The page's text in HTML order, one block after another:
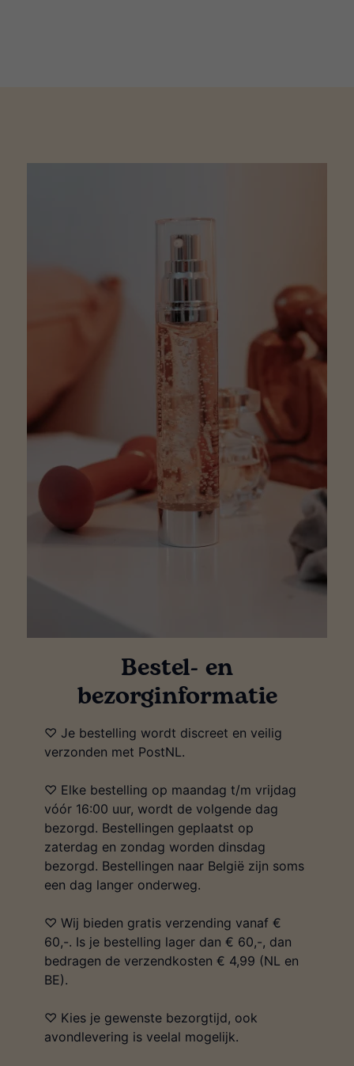
Bestel- en
bezorginformatie
♡ Je bestelling wordt discreet en veilig
verzonden met PostNL.
♡ Elke bestelling op maandag t/m vrijdag
vóór 16:00 uur, wordt de volgende dag
bezorgd. Bestellingen geplaatst op
zaterdag en zondag worden dinsdag
bezorgd. Bestellingen naar België zijn soms
een dag langer onderweg.
♡ Wij bieden gratis verzending vanaf €
60,-. Is je bestelling lager dan € 60,-, dan
bedragen de verzendkosten € 4,99 (NL en
BE).
♡ Kies je gewenste bezorgtijd, ook
avondlevering is veelal mogelijk.